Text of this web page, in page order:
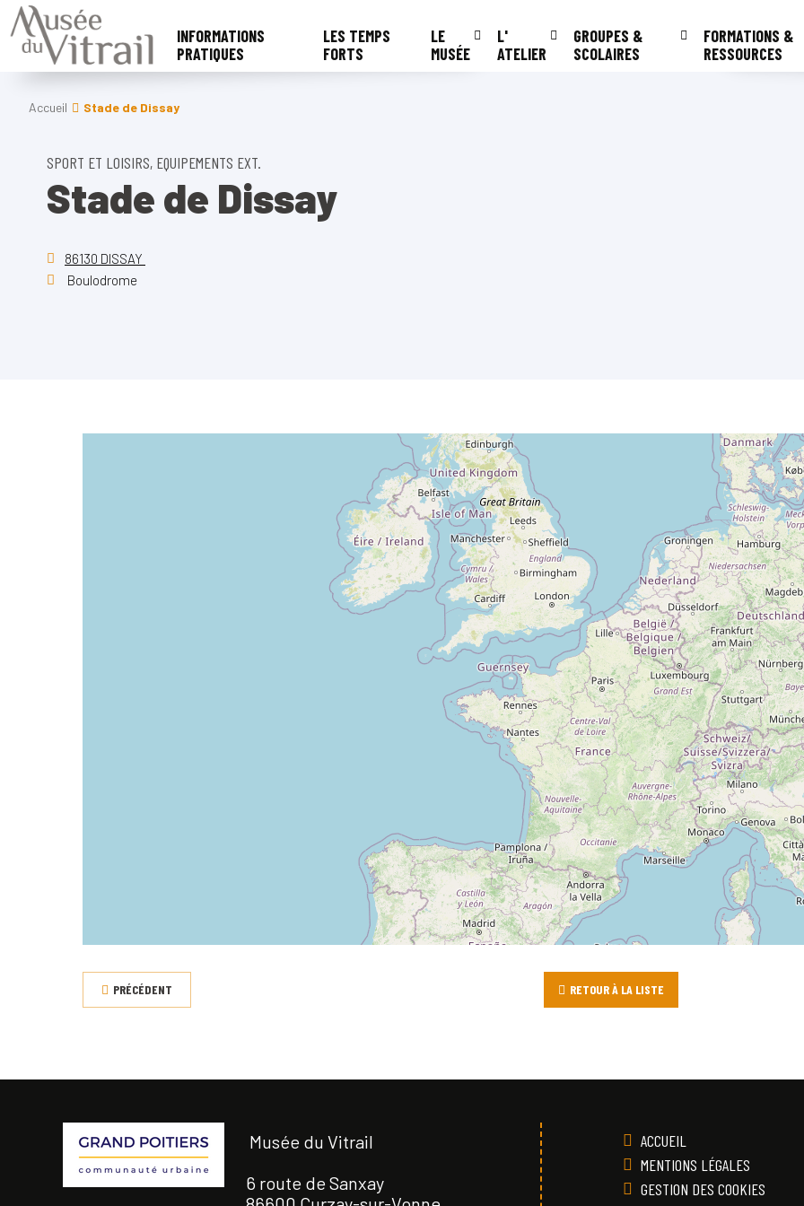
INFORMATIONS
PRATIQUES
LES TEMPS
FORTS
LE
MUSÉE
L'
ATELIER
GROUPES &
SCOLAIRES
FORMATIONS &
RESSOURCES
Accueil Stade de Dissay
SPORT ET LOISIRS, EQUIPEMENTS EXT.
Stade de Dissay
86130 DISSAY
Boulodrome
PRÉCÉDENT RETOUR À LA LISTE
Musée du Vitrail
6 route de Sanxay
ACCUEIL
MENTIONS LÉGALES
GESTION DES COOKIES